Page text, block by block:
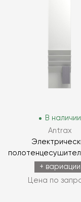
В наличии
Antrax
+ вариации
Цена по